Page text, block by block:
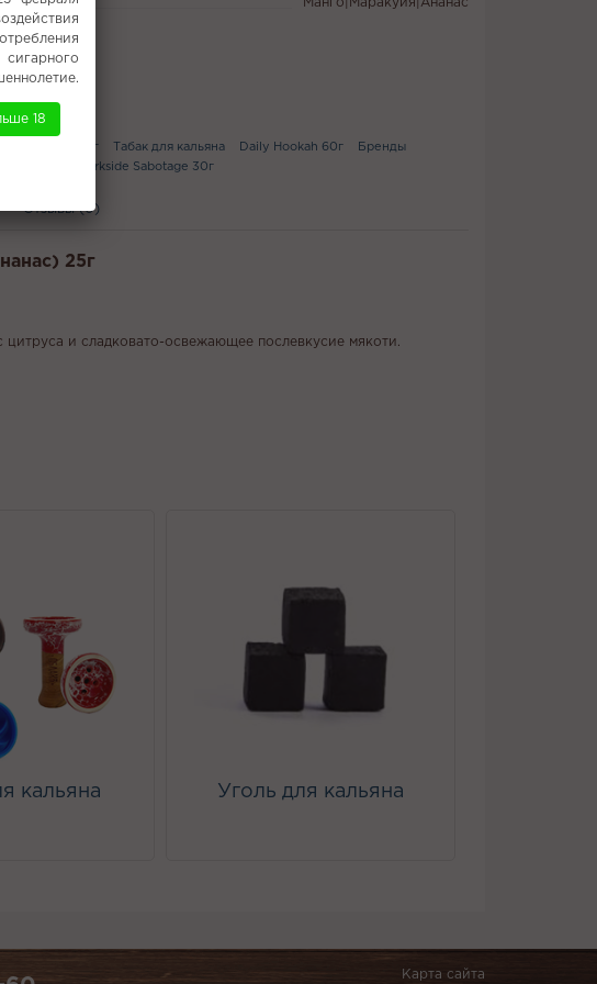
Манго|Маракуйя|Ананас
Dogma 80г Табак для кальяна Daily Hookah 60г
Бренды
Darkside Sabotage 30г
Отзывы (0)
25г
и сладковато-освежающее послевкусие мякоти.
кальяна Уголь для кальяна
Карта сайта
18